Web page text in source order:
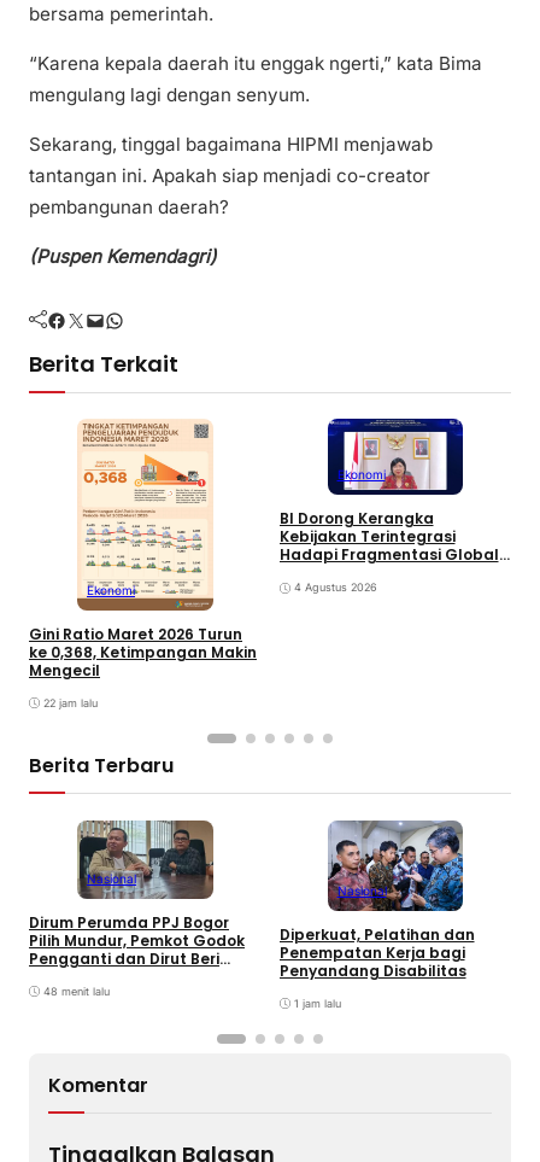
bersama pemerintah.
“Karena kepala daerah itu enggak ngerti,” kata Bima
mengulang lagi dengan senyum.
Sekarang, tinggal bagaimana HIPMI menjawab
tantangan ini. Apakah siap menjadi co-creator
pembangunan daerah?
(Puspen Kemendagri)
Facebook Twitter Mail WhatsApp
Berita Terkait
Ekonomi
Gini Ratio Maret 2026 Turun
ke 0,368, Ketimpangan Makin
Mengecil
22 jam lalu
Ekonomi
BI Dorong Kerangka
Kebijakan Terintegrasi
Hadapi Fragmentasi Global
4 Agustus 2026
Berita Terbaru
Nasional
Dirum Perumda PPJ Bogor
Pilih Mundur, Pemkot Godok
Pengganti dan Dirut Beri
48 menit lalu
Nasional
Diperkuat, Pelatihan dan
Penempatan Kerja bagi
Penyandang Disabilitas
1 jam lalu
Komentar
Tinggalkan Balasan